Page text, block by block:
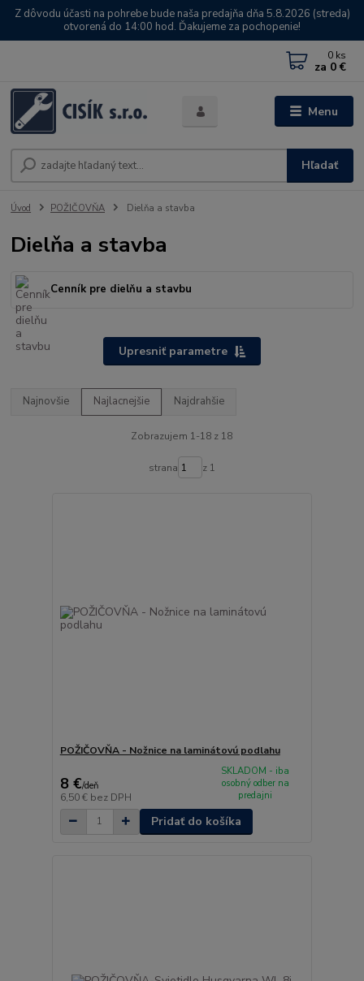
Z dôvodu účasti na pohrebe bude naša predajňa dňa 5.8.2026 (streda)
otvorená do 14:00 hod. Ďakujeme za pochopenie!
Menu
Hľadať
0 ks
za 0 €
Úvod POŽIČOVŇA Dielňa a stavba
Dielňa a stavba
Cenník pre dielňu a stavbu
Upresniť parametre
Najnovšie Najlacnejšie Najdrahšie
Zobrazujem 1-18 z 18
strana z 1
POŽIČOVŇA - Nožnice na laminátovú podlahu
8 €/deň
6,50 € bez DPH
SKLADOM - iba
osobný odber na
predajni
Pridať do košíka